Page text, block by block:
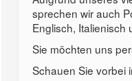
sprechen wir auch
Englisch, Italienisch
Sie möchten uns
Schauen Sie vorbei